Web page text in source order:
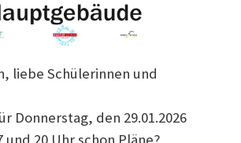
liebe Schülerinnen und
Donnerstag, den 29.01.2026